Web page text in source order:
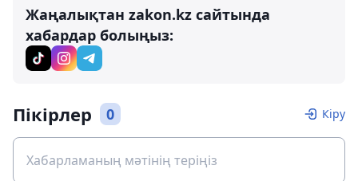
Жаңалықтан zakon.kz сайтында
хабардар болыңыз:
Пікірлер 0 Кіру